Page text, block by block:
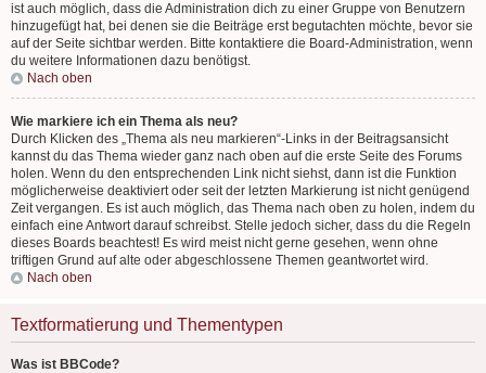
ist auch möglich, dass die Administration dich zu einer Gruppe von Benutzern
hinzugefügt hat, bei denen sie die Beiträge erst begutachten möchte, bevor sie
auf der Seite sichtbar werden. Bitte kontaktiere die Board-Administration, wenn
du weitere Informationen dazu benötigst.
Nach oben
Wie markiere ich ein Thema als neu?
Durch Klicken des „Thema als neu markieren“-Links in der Beitragsansicht
kannst du das Thema wieder ganz nach oben auf die erste Seite des Forums
holen. Wenn du den entsprechenden Link nicht siehst, dann ist die Funktion
möglicherweise deaktiviert oder seit der letzten Markierung ist nicht genügend
Zeit vergangen. Es ist auch möglich, das Thema nach oben zu holen, indem du
einfach eine Antwort darauf schreibst. Stelle jedoch sicher, dass du die Regeln
dieses Boards beachtest! Es wird meist nicht gerne gesehen, wenn ohne
triftigen Grund auf alte oder abgeschlossene Themen geantwortet wird.
Nach oben
Textformatierung und Thementypen
Was ist BBCode?